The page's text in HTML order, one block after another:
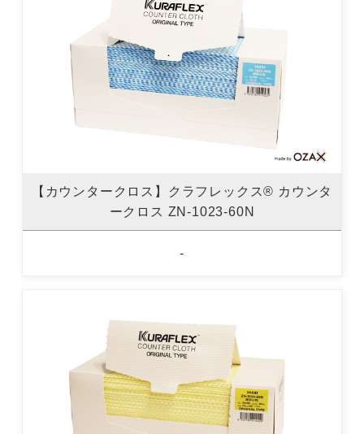
【カウンタークロス】クラフレックス® カウンタ
ークロス ZN-1023-60N
-